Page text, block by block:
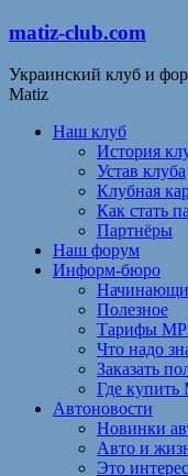
matiz-club.com
Украинский клуб и
Matiz
Наш клуб
История
Устав клуба
Клубная
Как стать
Партнёры
Наш форум
Информ-бюро
Полезное
Тарифы
Что надо
Заказать
Где купить
Автоновости
Новинки
Авто и
Это